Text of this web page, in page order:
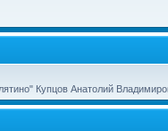
Купцов Анатолий